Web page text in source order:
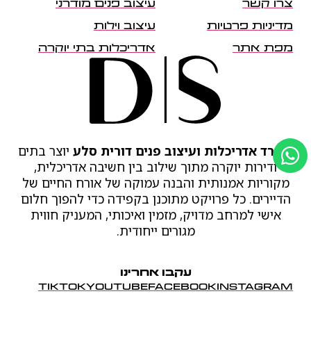
משרד אדריכלות ועיצוב פנים דורית סלע יוצר בתים
ודירות יוקרה מתוך שילוב בין חשיבה אדריכלית,
מקוריות אמנותית והבנה עמוקה של אורח החיים של
הדיירים. כל פרויקט מתוכנן בקפידה כדי להפוך חלום
אישי למרחב מדויק, מזמין ואיכותי, המעניק חווית
מגורים ייחודית.
עקבו אחרינו
INSTAGRAM
FACEBOOK
YOUTUBE
TIKTOK
צרו קשר
מדיניות פרטיות
מפת אתר
עיצוב פנים מודרני
עיצוב וילות
אדריכלות בתי יוקרה